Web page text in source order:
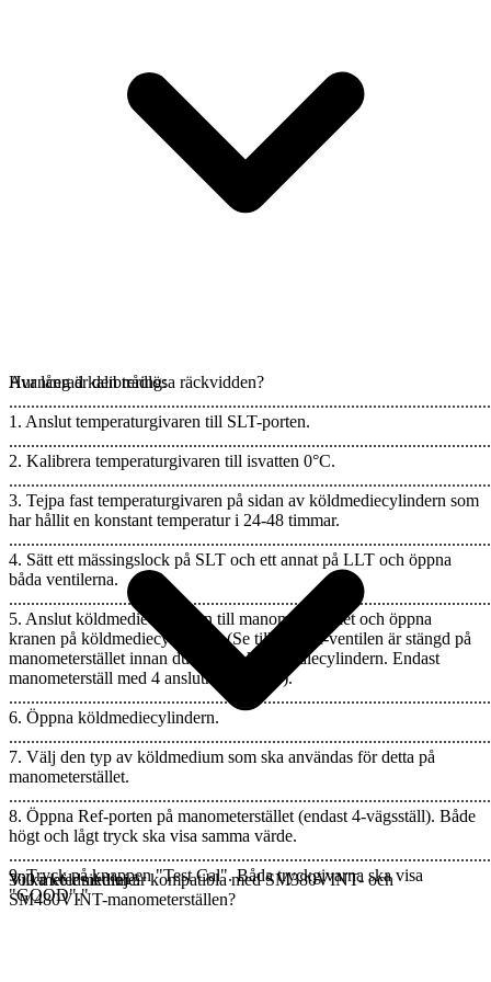
Avancerad kalibrering:
1. Anslut temperaturgivaren till SLT-porten.
2. Kalibrera temperaturgivaren till isvatten 0°C.
3. Tejpa fast temperaturgivaren på sidan av köldmediecylindern som
har hållit en konstant temperatur i 24-48 timmar.
4. Sätt ett mässingslock på SLT och ett annat på LLT och öppna
båda ventilerna.
5. Anslut köldmediecylindern till manometerstället och öppna
kranen på köldmediecylindern. (Se till att Vac-ventilen är stängd på
manometerstället innan du öppnar köldmediecylindern. Endast
manometerställ med 4 anslutningsportar).
6. Öppna köldmediecylindern.
7. Välj den typ av köldmedium som ska användas för detta på
manometerstället.
8. Öppna Ref-porten på manometerstället (endast 4-vägsställ). Både
högt och lågt tryck ska visa samma värde.
9. Tryck på knappen "Test Cal". Båda tryckgivarna ska visa
"GOOD"."
Hur lång är den trådlösa räckvidden?
300 meter siktlinje.
Vilka köldmedier är kompatibla med SM380VINT- och
SM480VINT-manometerställen?